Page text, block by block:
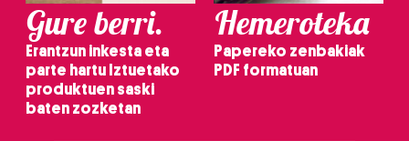
Gure berri.
Erantzun inkesta eta
parte hartu Iztuetako
produktuen saski
baten zozketan
Hemeroteka
Papereko zenbakiak
PDF formatuan